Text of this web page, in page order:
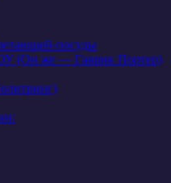
посуды
(Он же — Гаврик Портер)